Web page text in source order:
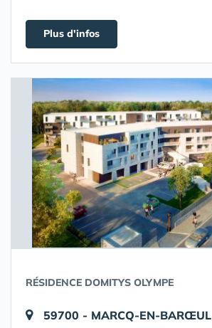
Plus d'infos
RÉSIDENCE DOMITYS OLYMPE
59700 - MARCQ-EN-BARŒUL